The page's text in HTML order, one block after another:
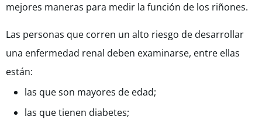
mejores maneras para medir la función de los riñones.
Las personas que corren un alto riesgo de desarrollar
una enfermedad renal deben examinarse, entre ellas
están:
las que son mayores de edad;
las que tienen diabetes;